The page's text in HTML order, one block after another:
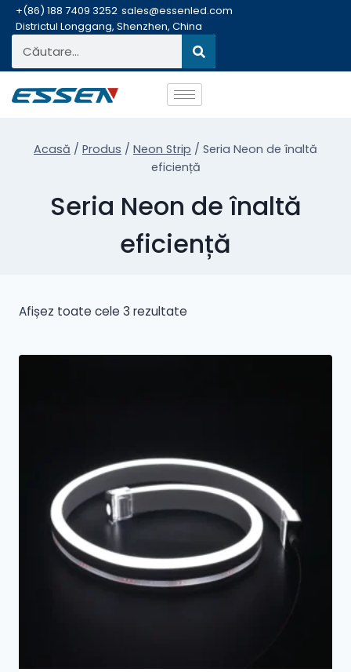
+(86) 188 7409 3252 sales@essenled.com
Districtul Longgang, Shenzhen, China
Acasă / Produs / Neon Strip / Seria Neon de înaltă
eficiență
Seria Neon de înaltă
eficiență
Afișez toate cele 3 rezultate